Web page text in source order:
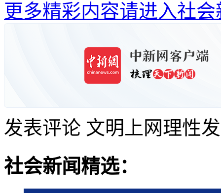
更多精彩内容请进入社会
发表评论 文明上网理性
社会新闻精选：